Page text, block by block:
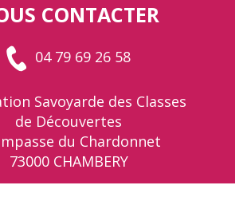
CONTACTER
04 79 69 26 58
Savoyarde des Classes
de Découvertes
du Chardonnet
73000 CHAMBERY